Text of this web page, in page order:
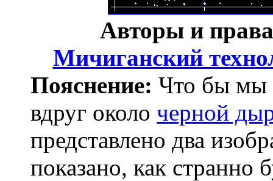
Авторы и
Мичиганский
Пояснение: Что бы мы
вдруг около черной
представлено два
показано, как странно